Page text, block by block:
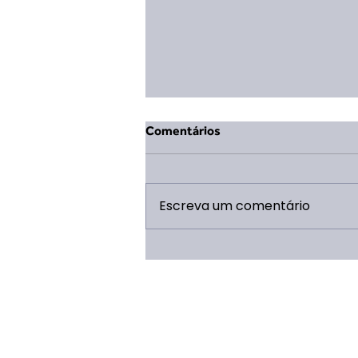
XIV ERVL: 5 Motivos pra tu
Comentários
Escreva um comentário